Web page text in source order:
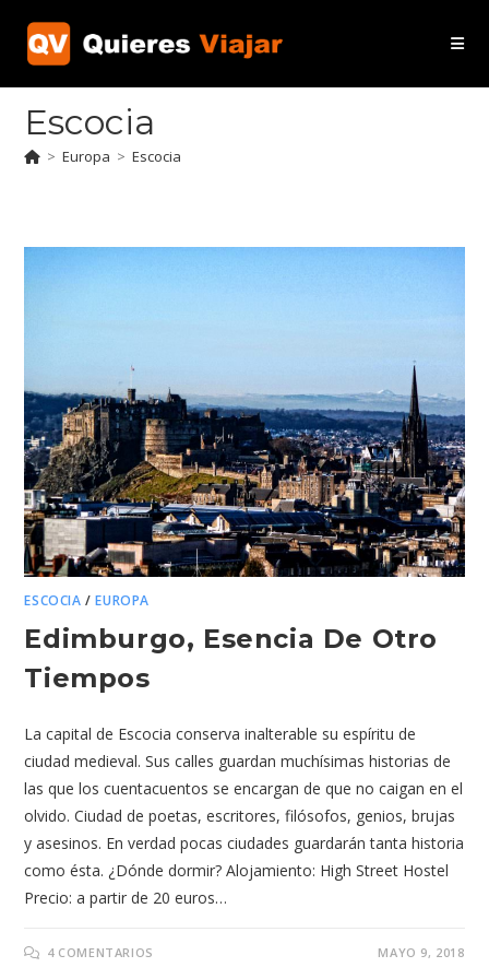
contenido
Escocia
> Europa > Escocia
ESCOCIA /EUROPA
Edimburgo, Esencia De Otro
Tiempos
La capital de Escocia conserva inalterable su espíritu de
ciudad medieval. Sus calles guardan muchísimas historias de
las que los cuentacuentos se encargan de que no caigan en el
olvido. Ciudad de poetas, escritores, filósofos, genios, brujas
y asesinos. En verdad pocas ciudades guardarán tanta historia
como ésta. ¿Dónde dormir? Alojamiento: High Street Hostel
Precio: a partir de 20 euros…
4 COMENTARIOS MAYO 9, 2018